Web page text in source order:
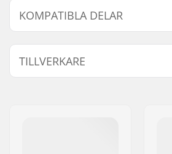
KOMPATIBLA DELAR
Finn produkter som är kompatibla
Tandskydd:
TILLVERKARE